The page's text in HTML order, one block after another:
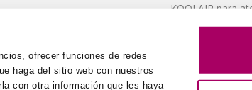
ofrecer funciones de redes
haga del sitio web con nuestros
con otra información que les haya
KOOLAIR para
de contacto.
supressão,
portabilidade ou
consentimento,